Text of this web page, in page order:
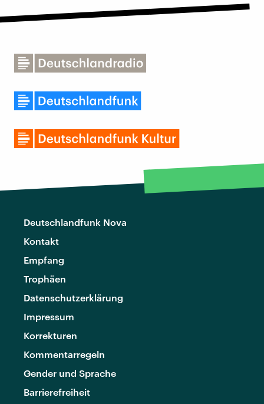
Deutschlandfunk Nova
Kontakt
Empfang
Trophäen
Datenschutzerklärung
Impressum
Korrekturen
Kommentarregeln
Gender und Sprache
Barrierefreiheit